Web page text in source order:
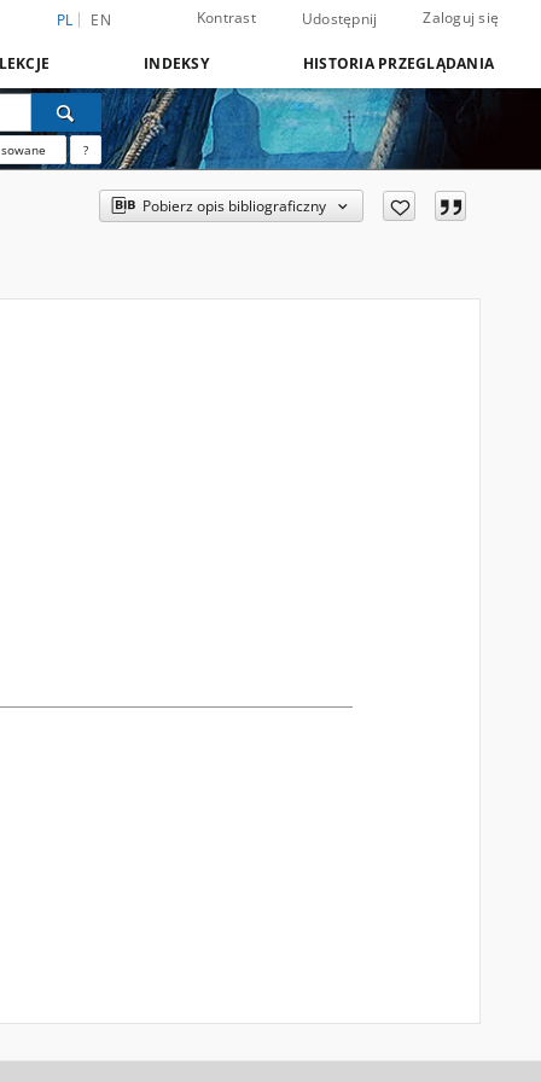
PL EN Kontrast Udostępnij Zaloguj się
INDEKSY HISTORIA PRZEGLĄDANIA
?
Pobierz opis bibliograficzny